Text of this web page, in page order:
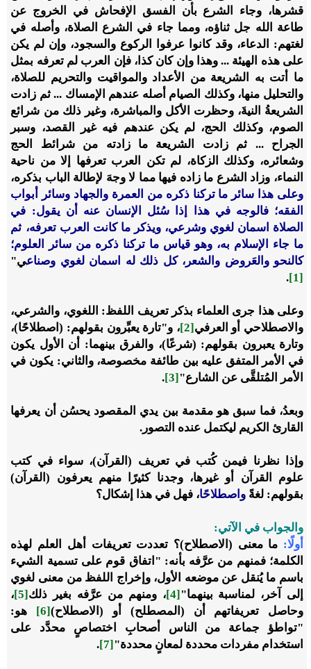
قشرها، وجاء الشرع بأن الفسق الإفحاش في الخروج عن
طاعة الله جل ثناؤه، ومما جاء في الشرع الصلاة، وأصله في
لغتهم: الدعاء، وقد كانوا عرفوا الركوع والسجود، وإن لم يكن
على هذه الهيئة ... وهذا وإن كان كذا، فإن العرب لم تعرفه بمثل
ما أتت به الشريعة من الأعداد والمواقيت والتحريم للصلاة،
والتحليل منها، وكذلك الصيام أصله عندهم الإمساك ... ثم زادت
الشريعةُ النيةَ، وحظرت الأكل والمباشرة، وغير ذلك من شرائع
الصوم، وكذلك الحج، لم يكن عندهم فيه غير القصد، وسبر
الجراح ... ثم زادت الشريعة ما زادته من شرائط الحج
وشعائره، وكذلك الزكاة، لم تكن العرب تعرفها إلا من ناحية
النماء، وزاد الشرع ما زاده فيها مما لا وجهَ لإطالة الباب بذكره،
وعلى هذا سائر ما تركنا ذكره من العمرة والجهاد وسائر أبواب
الفقه؛ فالوجه في هذا إذا سُئل الإنسان عنه أن يقول: في
الصلاة اسمانلغوي وشرعي، ويذكر ما كانت العرب تعرفه، ثم
ما جاء الإسلام به، وهو قياس ما تركنا ذكره من سائر العلوم؛
كالنحو والعَروض والشعر، كل ذلك له اسمانلغوي وصناعي"
[1]
.
وعلى هذا جرى العلماء بذكر تعريف اللفظ: اللغوي، والشرعي،
والاصطلاحي أو العرفي[2]
، و"تارة يعبِّرون بقولهم: (اصطلاحًا)،
وتارة يعبرون بقولهم: (شرعًا)، والفرق بينهما: أن الأول يكون
في الأمر المتفق عليه بين طائفة مخصوصة، والثاني: يكون في
الأمر المُتلقَّى عن الشارع"[3]
.
وبعدُ، فما سبق هو مقدمة بين يدي المقصود يحسُن أن يعرفها
القارئ الكريم ليكتمل عنده التصور.
وإذا نظرنا فيمن كُتب في تعريف (القرآن)، سواء في كتب
علوم القرآن أو غيرها، وجدنا كثيرًا منهم يعرفون (القرآن)
بقولهم: لغةً واصطلاحًا، فهل في هذا إشكال؟
والجواب في الآتي:
أولًا: ما معنى (الاصطلاح)؟ تعددت تعريفات أهل العلم لهذه
الكلمة؛ فمنهم من عرَّفه بأنه: "اتفاق قوم على تسمية الشيء
باسم ما يُنقل عن موضعه الأول، وإخراج اللفظ من معنى لغوي
إلى آخر، لمناسبة بينهما"[4] ، ومنهم من عرَّفه بغير ذلك[5]
،
وحاصل تعريفاتهم أن (المصطلح) أو (الاصطلاح)[6]
هو:
"تواطؤ جماعة من الناس أصحابِ اختصاصٍ محدَّد على
استخدام مفردات محددة لمعانٍ محددة"[7]
.